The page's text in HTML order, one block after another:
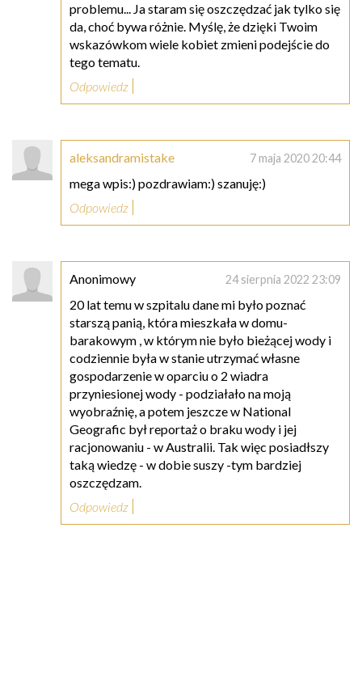
problemu... Ja staram się oszczędzać jak tylko się
da, choć bywa różnie. Myślę, że dzięki Twoim
wskazówkom wiele kobiet zmieni podejście do
tego tematu.
Odpowiedz
aleksandramistake 7 maja 2020 20:44
mega wpis:) pozdrawiam:) szanuję:)
Odpowiedz
Anonimowy 24 sierpnia 2022 23:09
20 lat temu w szpitalu dane mi było poznać
starszą panią, która mieszkała w domu-
barakowym , w którym nie było bieżącej wody i
codziennie była w stanie utrzymać własne
gospodarzenie w oparciu o 2 wiadra
przyniesionej wody - podziałało na moją
wyobraźnię, a potem jeszcze w National
Geografic był reportaż o braku wody i jej
racjonowaniu - w Australii. Tak więc posiadłszy
taką wiedzę - w dobie suszy -tym bardziej
oszczędzam.
Odpowiedz